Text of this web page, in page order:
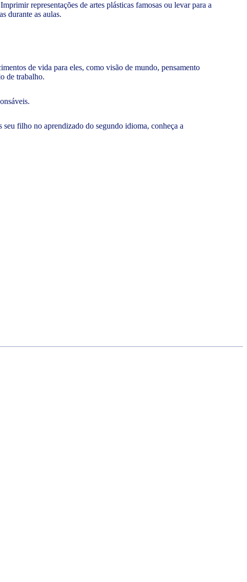
representações de artes plásticas famosas ou levar para a
durante as aulas.
de vida para eles, como visão de mundo, pensamento
de trabalho.
filho no aprendizado do segundo idioma, conheça a